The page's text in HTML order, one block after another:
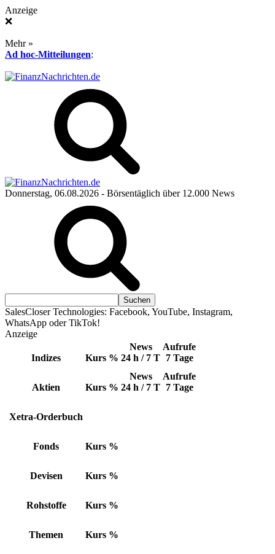
Anzeige
❌
Mehr »
Ad hoc-Mitteilungen:
Donnerstag, 06.08.2026 - Börsentäglich über 12.000 News
SalesCloser Technologies: Facebook, YouTube, Instagram,
WhatsApp oder TikTok!
Anzeige
Indizes Kurs %
News
24 h / 7 T
Aufrufe
7 Tage
Aktien Kurs %
News
24 h / 7 T
Aufrufe
7 Tage
Xetra-Orderbuch
Fonds Kurs %
Devisen Kurs %
Rohstoffe Kurs %
Themen Kurs %